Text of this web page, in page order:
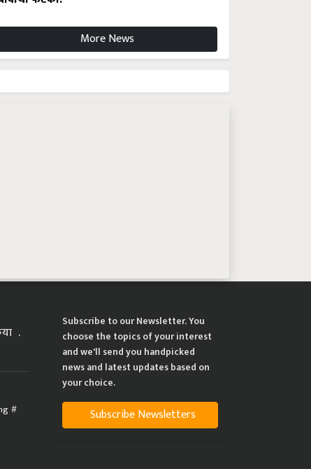
More News
Subscribe to our Newsletter. You
choose the topics of your interest
and we'll send you handpicked
news and latest updates based on
your choice.
Subscribe Newsletters